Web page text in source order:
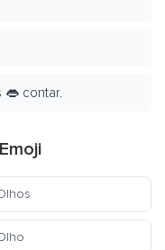
contar.